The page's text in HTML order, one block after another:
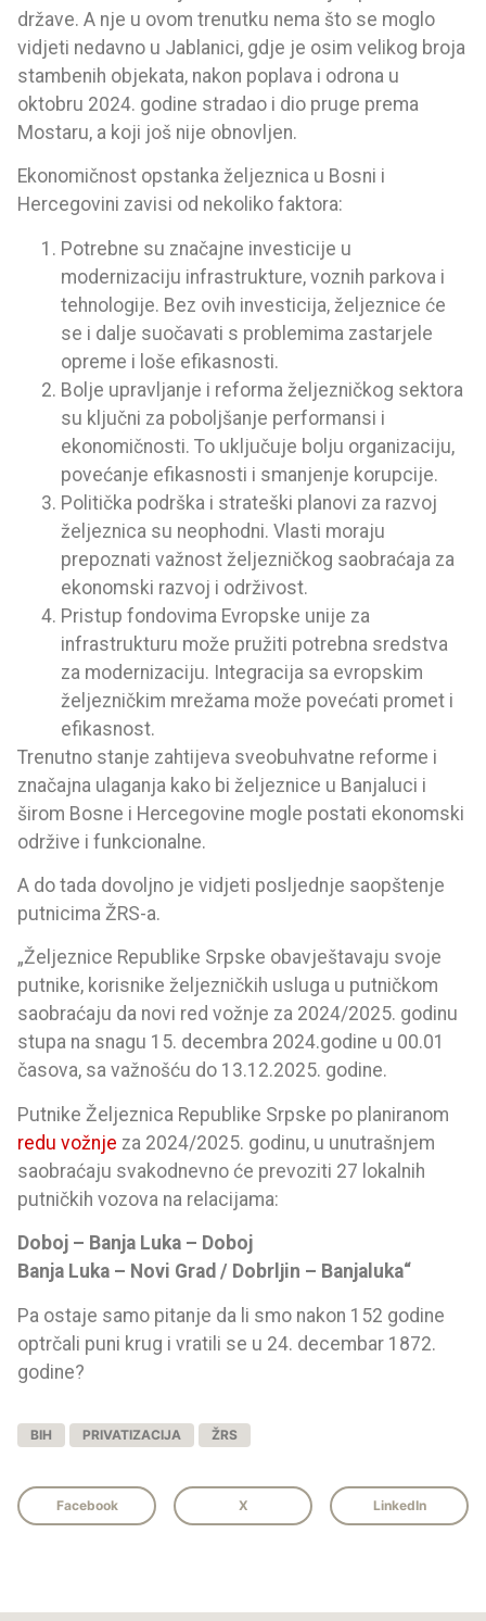
države. A nje u ovom trenutku nema što se moglo
vidjeti nedavno u Jablanici, gdje je osim velikog broja
stambenih objekata, nakon poplava i odrona u
oktobru 2024. godine stradao i dio pruge prema
Mostaru, a koji još nije obnovljen.
Ekonomičnost opstanka željeznica u Bosni i
Hercegovini zavisi od nekoliko faktora:
Potrebne su značajne investicije u
modernizaciju infrastrukture, voznih parkova i
tehnologije. Bez ovih investicija, željeznice će
se i dalje suočavati s problemima zastarjele
opreme i loše efikasnosti.
Bolje upravljanje i reforma željezničkog sektora
su ključni za poboljšanje performansi i
ekonomičnosti. To uključuje bolju organizaciju,
povećanje efikasnosti i smanjenje korupcije.
Politička podrška i strateški planovi za razvoj
željeznica su neophodni. Vlasti moraju
prepoznati važnost željezničkog saobraćaja za
ekonomski razvoj i održivost.
Pristup fondovima Evropske unije za
infrastrukturu može pružiti potrebna sredstva
za modernizaciju. Integracija sa evropskim
željezničkim mrežama može povećati promet i
efikasnost.
Trenutno stanje zahtijeva sveobuhvatne reforme i
značajna ulaganja kako bi željeznice u Banjaluci i
širom Bosne i Hercegovine mogle postati ekonomski
održive i funkcionalne.
A do tada dovoljno je vidjeti posljednje saopštenje
putnicima ŽRS-a.
„Željeznice Republike Srpske obavještavaju svoje
putnike, korisnike željezničkih usluga u putničkom
saobraćaju da novi red vožnje za 2024/2025. godinu
stupa na snagu 15. decembra 2024.godine u 00.01
časova, sa važnošću do 13.12.2025. godine.
Putnike Željeznica Republike Srpske po planiranom
redu vožnje za 2024/2025. godinu, u unutrašnjem
saobraćaju svakodnevno će prevoziti 27 lokalnih
putničkih vozova na relacijama:
Doboj – Banja Luka – Doboj
Banja Luka – Novi Grad / Dobrlјin – Banjaluka“
Pa ostaje samo pitanje da li smo nakon 152 godine
optrčali puni krug i vratili se u 24. decembar 1872.
godine?
BIH PRIVATIZACIJA ŽRS
Facebook X LinkedIn